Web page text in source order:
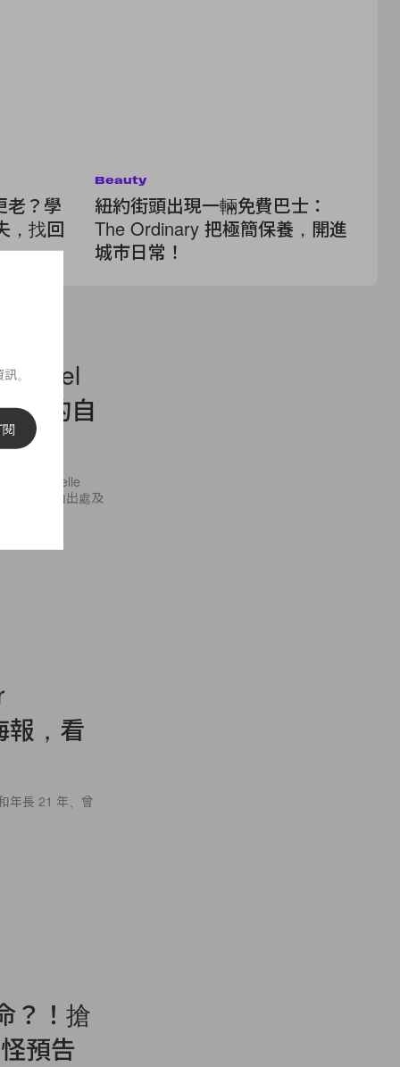
老？學
，找回
Beauty
紐約街頭出現一輛免費巴士：
The Ordinary 把極簡保養，開進
城市日常！
同的自
紹 Gabrielle
花的源由出處及
報，看
年長 21 年、曾
？！搶
預告
。